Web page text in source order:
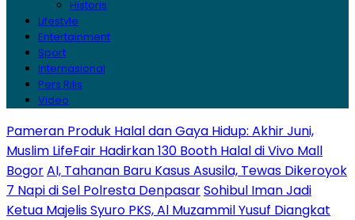
Historis
Lifestyle
Entertainment
Sport
Internasional
Pers Rilis
Video
Pameran Produk Halal dan Gaya Hidup: Akhir Juni,
Muslim LifeFair Hadirkan 130 Booth Halal di Vivo Mall
BogorAI, Tahanan Baru Kasus Asusila, Tewas Dikeroyok
7 Napi di Sel Polresta DenpasarSohibul Iman Jadi
Ketua Majelis Syuro PKS, Al Muzammil Yusuf Diangkat